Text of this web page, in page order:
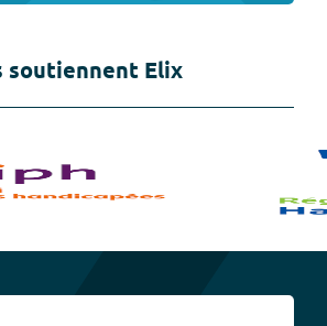
soutiennent Elix